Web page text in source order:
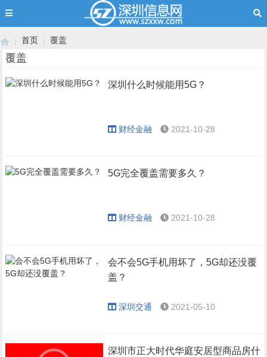
首页 覆盖
覆盖
深圳什么时候能用5G？
财经金融 2021-10-28
5G完全覆盖需要多久？
财经金融 2021-10-28
会不会5G手机用坏了，5G却还没覆
盖？
深圳交通 2021-05-10
深圳市正大时代华庭安居型商品房什